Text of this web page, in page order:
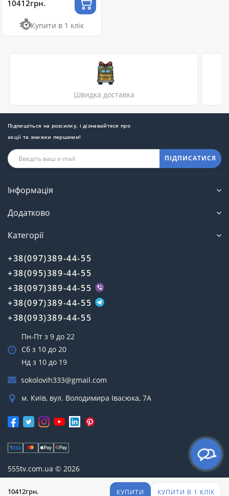
10412грн. КУПИТИ КУПИТИ В 1 КЛІК
10412грн.
Купити в 1 клік
Швидка доставка
Підпишіться на розсилку, і дізнавайтеся про
акції та знижки першими!
ПІДПИСАТИСЯ
Інформація
Додатково
Категорії
+38(097)389-44-55
+38(095)389-44-55
+38(097)389-44-55
+38(097)389-44-55
+38(093)389-44-55
Пн-Пт з 9 до 22
Сб з 10 до 20
Нд з 10 до 19
sokolovih333@gmail.com
м. Київ, вул. Володимира Івасюка, 7А
555tv.com.ua © 2026